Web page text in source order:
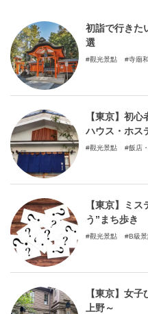
初詣で行きた
選
觀光景點 寺廟
【東京】初
ハウス・ホス
觀光景點 飯店
【東京】ミ
う”まち歩き
觀光景點 B級
【東京】女
上野～